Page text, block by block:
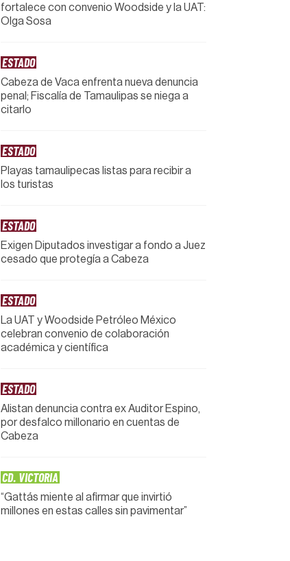
fortalece con convenio Woodside y la UAT:
Olga Sosa
ESTADO
Cabeza de Vaca enfrenta nueva denuncia
penal; Fiscalía de Tamaulipas se niega a
citarlo
ESTADO
Playas tamaulipecas listas para recibir a
los turistas
ESTADO
Exigen Diputados investigar a fondo a Juez
cesado que protegía a Cabeza
ESTADO
La UAT y Woodside Petróleo México
celebran convenio de colaboración
académica y científica
ESTADO
Alistan denuncia contra ex Auditor Espino,
por desfalco millonario en cuentas de
Cabeza
CD. VICTORIA
“Gattás miente al afirmar que invirtió
millones en estas calles sin pavimentar”